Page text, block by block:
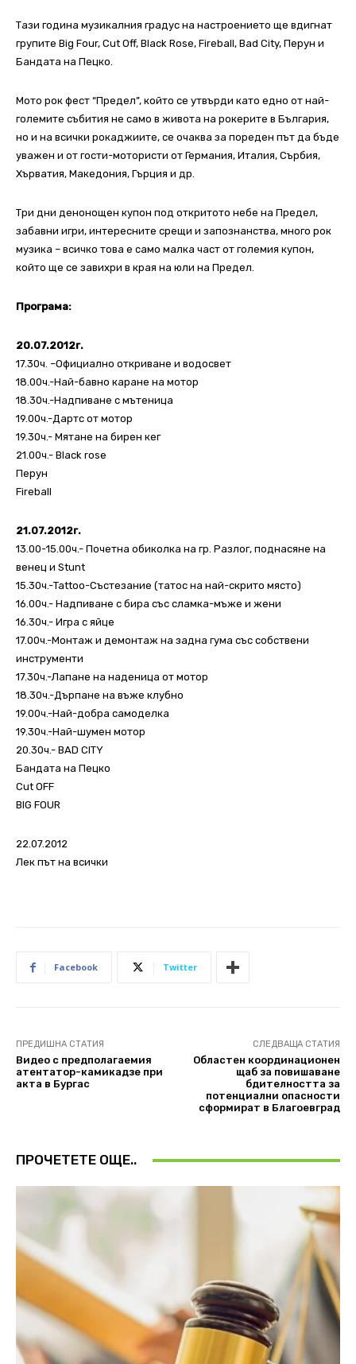
Тази година музикалния градус на настроението ще вдигнат
групите Big Four, Cut Off, Black Rose, Fireball, Bad City, Перун и
Бандата на Пецко.
Мото рок фест “Предел”, който се утвърди като едно от най-
големите събития не само в живота на рокерите в България,
но и на всички рокаджиите, се очаква за пореден път да бъде
уважен и от гости-мотористи от Германия, Италия, Сърбия,
Хърватия, Македония, Гърция и др.
Три дни денонощен купон под откритото небе на Предел,
забавни игри, интересните срещи и запознанства, много рок
музика – всичко това е само малка част от големия купон,
който ще се завихри в края на юли на Предел.
Програма:
20.07.2012г.
17.30ч. –Официално откриване и водосвет
18.00ч.-Най-бавно каране на мотор
18.30ч.-Надпиване с мътеница
19.00ч.-Дартс от мотор
19.30ч.- Мятане на бирен кег
21.00ч.- Black rose
Перун
Fireball
21.07.2012г.
13.00-15.00ч.- Почетна обиколка на гр. Разлог, поднасяне на
венец и Stunt
15.30ч.-Tattoo-Състезание (татос на най-скрито място)
16.00ч.- Надпиване с бира със сламка-мъже и жени
16.30ч.- Игра с яйце
17.00ч.-Монтаж и демонтаж на задна гума със собствени
инструменти
17.30ч.-Лапане на наденица от мотор
18.30ч.-Дърпане на въже клубно
19.00ч.-Най-добра самоделка
19.30ч.-Най-шумен мотор
20.30ч.- BAD CITY
Бандата на Пецко
Cut OFF
BIG FOUR
22.07.2012
Лек път на всички
Facebook Twitter
ПРЕДИШНА СТАТИЯ
Видео с предполагаемия
атентатор-камикадзе при
акта в Бургас
СЛЕДВАЩА СТАТИЯ
Областен координационен
щаб за повишаване
бдителността за
потенциални опасности
сформират в Благоевград
ПРОЧЕТЕТЕ ОЩЕ..